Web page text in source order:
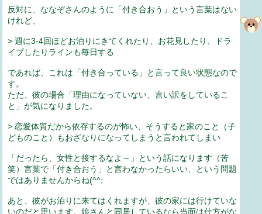
反対に、ななぞさんのように「付き合おう」という言葉はない
けれど、
> 週に3-4回ほどお泊りにきてくれたり、お花見したり、ドラ
イブしたりラインも毎日する
であれば、これは「付き合っている」と言って良い状態なので
す。
ただ、彼の場合「理由になっていない、言い訳をしているこ
と」が気になりました。
> 恋愛体質だから依存するのが怖い、そうすると家のこと（子
どものこと）もおざなりになってしまうと言われてしまい
「だったら、女性と接するなよ～」という話になります（苦
笑）言葉で「付き合おう」と言わなかったらいい、という問題
ではありませんからね(^^;
あと、彼がお泊りに来てはくれますが、彼の家には行けていな
いのだと思います。娘さんと同居しているなら当面は仕方がな